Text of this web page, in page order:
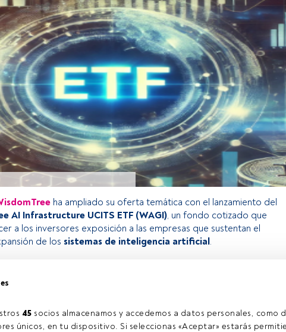
45 socios almacenamos y accedemos a datos personales, como
únicos, en tu dispositivo. Si seleccionas «Aceptar» estarás
ha ampliado su oferta temática con el lanzamiento del
AI Infrastructure UCITS ETF (WAGI), un fondo cotizado que
a los inversores exposición a las empresas que sustentan el
de los sistemas de inteligencia artificial.
exclusivo para los usuarios registrados de FundsPeople. Si ya
y disfrutar de todo el universo que ofrece FundsPeople.
Accede a FundsPeople